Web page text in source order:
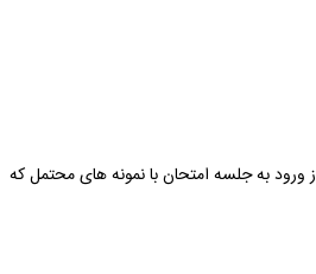
ورود به جلسه امتحان با نمونه های محتمل که